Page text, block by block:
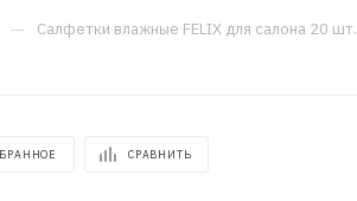
— Салфетки влажные FELIX для салона 20 шт.
СРАВНИТЬ